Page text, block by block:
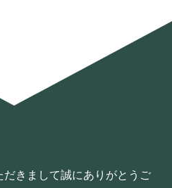
だきまして誠にありがとうご